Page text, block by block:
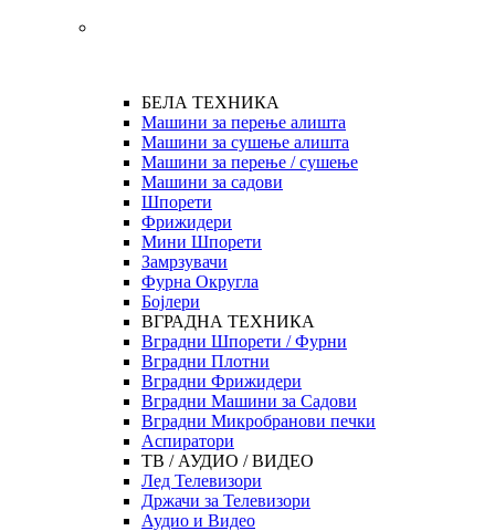
БЕЛА ТЕХНИКА
Машини за перење алишта
Машини за сушење алишта
Машини за перење / сушење
Машини за садови
Шпорети
Фрижидери
Мини Шпорети
Замрзувачи
Фурна Округла
Бојлери
ВГРАДНА ТЕХНИКА
Вградни Шпорети / Фурни
Вградни Плотни
Вградни Фрижидери
Вградни Машини за Садови
Вградни Микробранови печки
Аспиратори
ТВ / АУДИО / ВИДЕО
Лед Телевизори
Држачи за Телевизори
Аудио и Видео